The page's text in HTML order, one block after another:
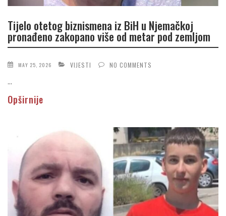
Tijelo otetog biznismena iz BiH u Njemačkoj
pronađeno zakopano više od metar pod zemljom
MAY 25, 2026 VIJESTI NO COMMENTS
...
Opširnije